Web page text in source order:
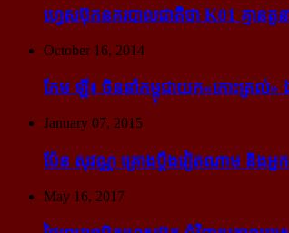
ហ្វេសប៊ុក​នគរបាល​ជាតិ​ថា K01 គ្មាន​តួន
October 16, 2014
កែម ឡី៖ ចិន​នាំ​កម្ពុជា​យក​«កោះ​ត្រល់» ឯ​
January 07, 2015
ប៉ែន សុវណ្ណ គ្រោង​ប្តឹង​វៀតណាម និង​អ្នក​
May 16, 2017